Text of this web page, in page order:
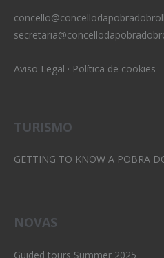
Aviso Legal · Política de cookies
TURISMO
GETTING TO KNOW A POBRA
NOVAS
Guided tours Summer 2025